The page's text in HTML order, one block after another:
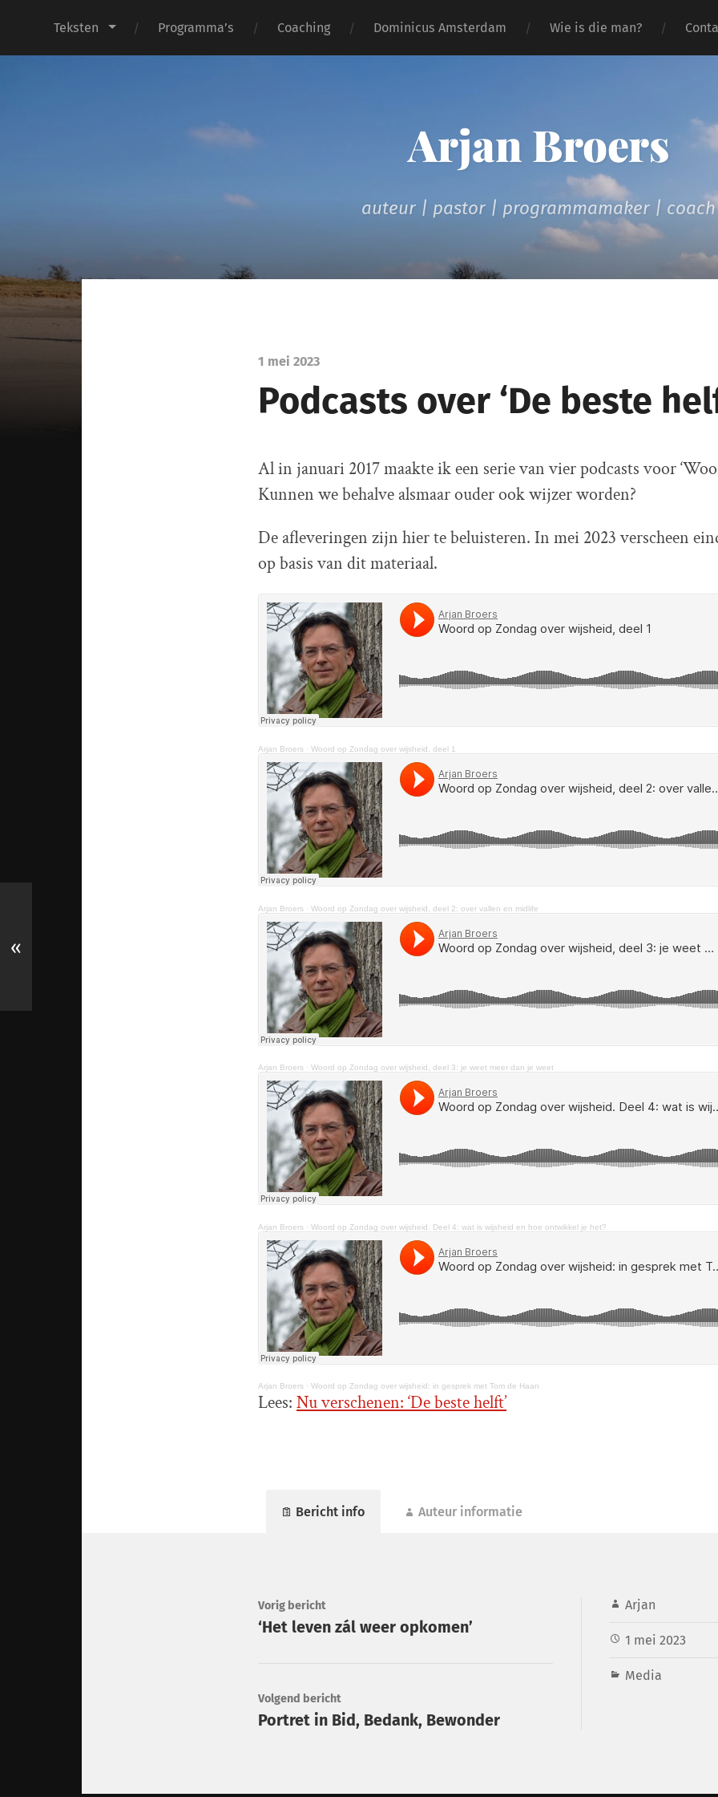
Teksten Programma’s Coaching Dominicus Amsterdam Wie is die man?
Arjan Broers
auteur | pastor | programmamaker | coach
1 mei 2023
Podcasts over ‘De beste
Al in januari 2017 maakte ik een serie van vier podcasts voor
Kunnen we behalve alsmaar ouder ook wijzer worden?
De afleveringen zijn hier te beluisteren. In mei 2023 verscheen
op basis van dit materiaal.
Arjan Broers · Woord op Zondag over wijsheid, deel 1
Arjan Broers · Woord op Zondag over wijsheid, deel 2: over vallen en midlife
Arjan Broers · Woord op Zondag over wijsheid, deel 3: je weet meer dan je weet
Arjan Broers · Woord op Zondag over wijsheid. Deel 4: wat is wijsheid en hoe ontwikkel je het?
Arjan Broers · Woord op Zondag over wijsheid: in gesprek met Tom de Haan
Lees: Nu verschenen: ‘De beste helft’
Bericht info Auteur informatie
Arjan
1 mei 2023
Media
Vorig bericht
‘Het leven zál weer opkomen’
Volgend bericht
Portret in Bid, Bedank, Bewonder
«